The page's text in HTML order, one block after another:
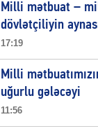
Milli mətbuat –
dövlətçiliyin
17:19
Milli
uğurlu gələcəyi
11:56